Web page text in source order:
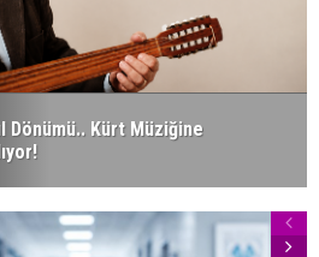
Dönümü.. Kürt Müziğine